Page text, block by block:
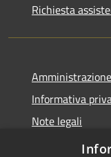
Richiesta
Informativa
Note legali
Dichiarazione